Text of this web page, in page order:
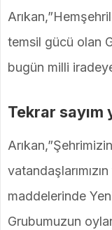
temsil gücü olan
bugün milli
Tekrar sayım
maddelerinde
Grubumuzun